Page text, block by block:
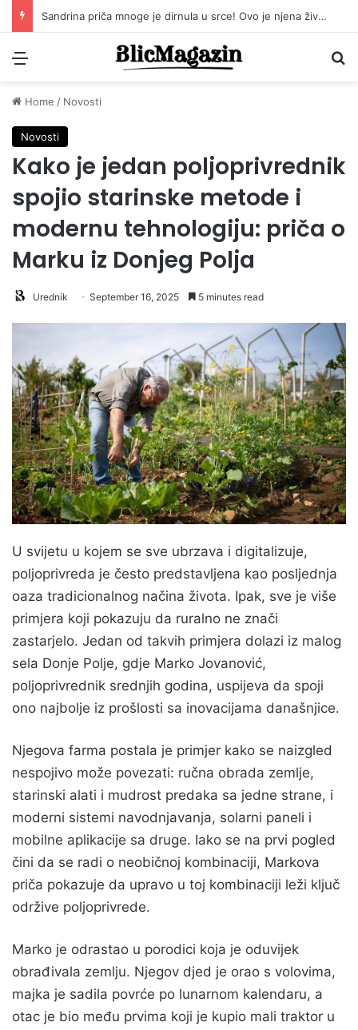
Sandrina priča mnoge je dirnula u srce! Ovo je njena životna priča!
Menu
Home / Novosti
Novosti
Kako je jedan poljoprivrednik
spojio starinske metode i
modernu tehnologiju: priča o
Marku iz Donjeg Polja
Urednik September 16, 2025 5 minutes read
U svijetu u kojem se sve ubrzava i digitalizuje,
poljoprivreda je često predstavljena kao posljednja
oaza tradicionalnog načina života. Ipak, sve je više
primjera koji pokazuju da ruralno ne znači
zastarjelo. Jedan od takvih primjera dolazi iz malog
sela Donje Polje, gdje Marko Jovanović,
poljoprivrednik srednjih godina, uspijeva da spoji
ono najbolje iz prošlosti sa inovacijama današnjice.
Njegova farma postala je primjer kako se naizgled
nespojivo može povezati: ručna obrada zemlje,
starinski alati i mudrost predaka sa jedne strane, i
moderni sistemi navodnjavanja, solarni paneli i
mobilne aplikacije sa druge. Iako se na prvi pogled
čini da se radi o neobičnoj kombinaciji, Markova
priča pokazuje da upravo u toj kombinaciji leži ključ
održive poljoprivrede.
Marko je odrastao u porodici koja je oduvijek
obrađivala zemlju. Njegov djed je orao s volovima,
majka je sadila povrće po lunarnom kalendaru, a
otac je bio među prvima koji je kupio mali traktor u